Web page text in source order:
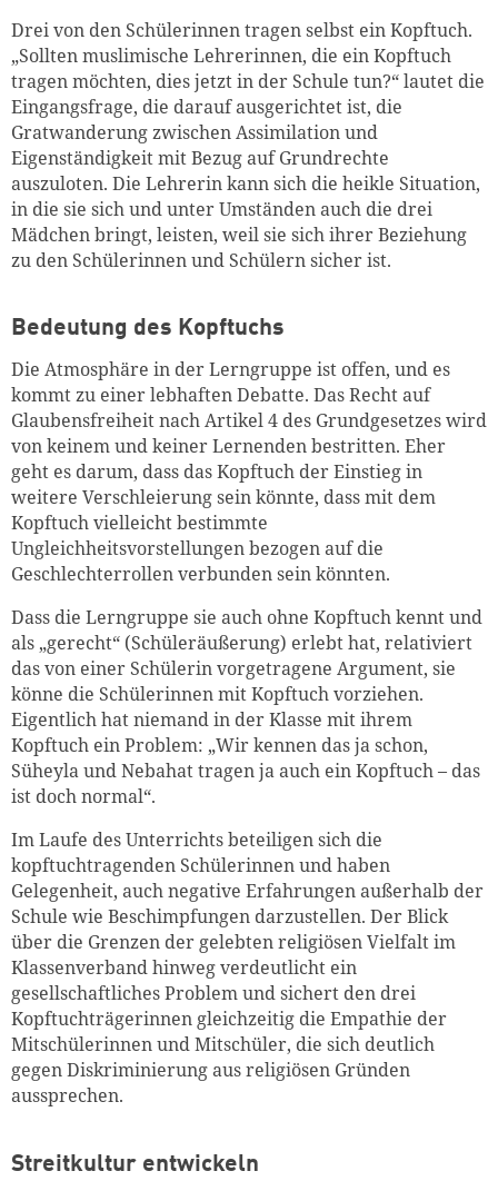
Drei von den Schülerinnen tragen selbst ein Kopftuch.
„Sollten muslimische Lehrerinnen, die ein Kopftuch
tragen möchten, dies jetzt in der Schule tun?“ lautet die
Eingangsfrage, die darauf ausgerichtet ist, die
Gratwanderung zwischen Assimilation und
Eigenständigkeit mit Bezug auf Grundrechte
auszuloten. Die Lehrerin kann sich die heikle Situation,
in die sie sich und unter Umständen auch die drei
Mädchen bringt, leisten, weil sie sich ihrer Beziehung
zu den Schülerinnen und Schülern sicher ist.
Bedeutung des Kopftuchs
Die Atmosphäre in der Lerngruppe ist offen, und es
kommt zu einer lebhaften Debatte. Das Recht auf
Glaubensfreiheit nach Artikel 4 des Grundgesetzes wird
von keinem und keiner Lernenden bestritten. Eher
geht es darum, dass das Kopftuch der Einstieg in
weitere Verschleierung sein könnte, dass mit dem
Kopftuch vielleicht bestimmte
Ungleichheitsvorstellungen bezogen auf die
Geschlechterrollen verbunden sein könnten.
Dass die Lerngruppe sie auch ohne Kopftuch kennt und
als „gerecht“ (Schüleräußerung) erlebt hat, relativiert
das von einer Schülerin vorgetragene Argument, sie
könne die Schülerinnen mit Kopftuch vorziehen.
Eigentlich hat niemand in der Klasse mit ihrem
Kopftuch ein Problem: „Wir kennen das ja schon,
Süheyla und Nebahat tragen ja auch ein Kopftuch – das
ist doch normal“.
Im Laufe des Unterrichts beteiligen sich die
kopftuchtragenden Schülerinnen und haben
Gelegenheit, auch negative Erfahrungen außerhalb der
Schule wie Beschimpfungen darzustellen. Der Blick
über die Grenzen der gelebten religiösen Vielfalt im
Klassenverband hinweg verdeutlicht ein
gesellschaftliches Problem und sichert den drei
Kopftuchträgerinnen gleichzeitig die Empathie der
Mitschülerinnen und Mitschüler, die sich deutlich
gegen Diskriminierung aus religiösen Gründen
aussprechen.
Streitkultur entwickeln